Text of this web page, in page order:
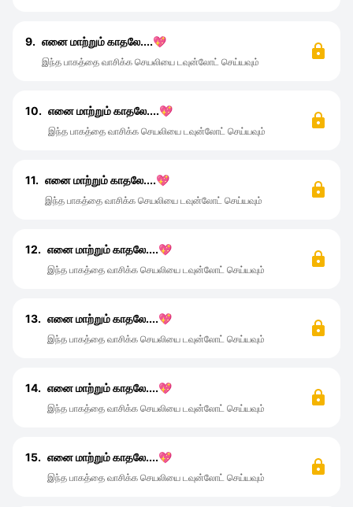
9. எனை மாற்றும் காதலே....💖
இந்த பாகத்தை வாசிக்க செயலியை டவுன்லோட் செய்யவும்
10. எனை மாற்றும் காதலே....💖
இந்த பாகத்தை வாசிக்க செயலியை டவுன்லோட் செய்யவும்
11. எனை மாற்றும் காதலே....💖
இந்த பாகத்தை வாசிக்க செயலியை டவுன்லோட் செய்யவும்
12. எனை மாற்றும் காதலே....💖
இந்த பாகத்தை வாசிக்க செயலியை டவுன்லோட் செய்யவும்
13. எனை மாற்றும் காதலே....💖
இந்த பாகத்தை வாசிக்க செயலியை டவுன்லோட் செய்யவும்
14. எனை மாற்றும் காதலே....💖
இந்த பாகத்தை வாசிக்க செயலியை டவுன்லோட் செய்யவும்
15. எனை மாற்றும் காதலே....💖
இந்த பாகத்தை வாசிக்க செயலியை டவுன்லோட் செய்யவும்